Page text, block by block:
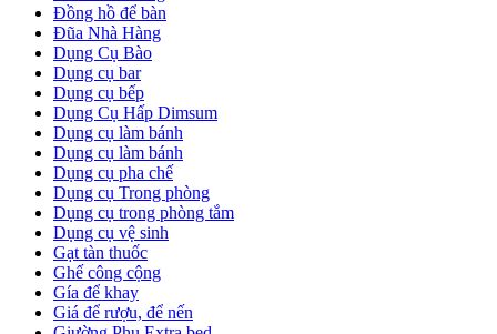
Đồng hồ để bàn
Đũa Nhà Hàng
Dụng Cụ Bào
Dụng cụ bar
Dụng cụ bếp
Dụng Cụ Hấp Dimsum
Dụng cụ làm bánh
Dụng cụ làm bánh
Dụng cụ pha chế
Dụng cụ Trong phòng
Dụng cụ trong phòng tắm
Dụng cụ vệ sinh
Gạt tàn thuốc
Ghế công cộng
Gía để khay
Giá để rượu, để nến